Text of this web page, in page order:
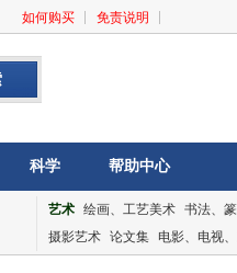
如何购买 免责说明
科学 帮助中心
艺术 绘画、工艺美术 书法、
摄影艺术 论文集
电影、电视